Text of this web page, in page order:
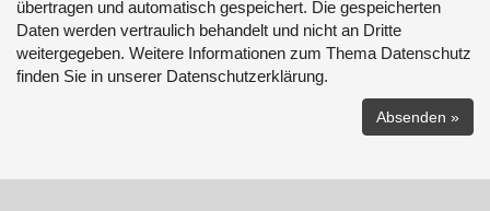
übertragen und automatisch gespeichert. Die gespeicherten
Daten werden vertraulich behandelt und nicht an Dritte
weitergegeben. Weitere Informationen zum Thema Datenschutz
finden Sie in unserer Datenschutzerklärung.